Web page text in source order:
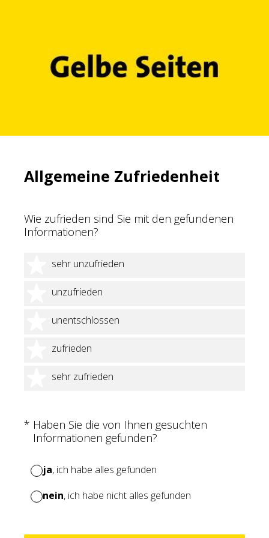
Allgemeine Zufriedenheit
Wie zufrieden sind Sie mit den gefundenen
Informationen?
sehr unzufrieden
1 Stern
unzufrieden
2 Sterne
unentschlossen
3 Sterne
zufrieden
4 Sterne
sehr zufrieden
5 Sterne
* Haben Sie die von Ihnen gesuchten
Informationen gefunden?
(Erforderlich.)
ja, ich habe alles gefunden
nein, ich habe nicht alles gefunden